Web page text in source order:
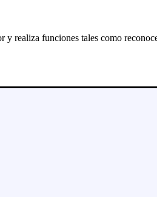
y realiza funciones tales como